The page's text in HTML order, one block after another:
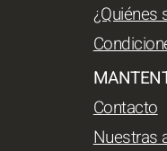
¿Quiénes
Contacto
Nuestras